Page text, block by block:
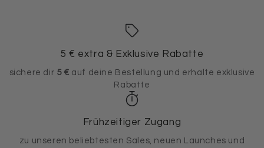
5 € extra & Exklusive Rabatte
sichere dir 5 € auf deine Bestellung und erhalte exklusive
Rabatte
Frühzeitiger Zugang
zu unseren beliebtesten Sales, neuen Launches und